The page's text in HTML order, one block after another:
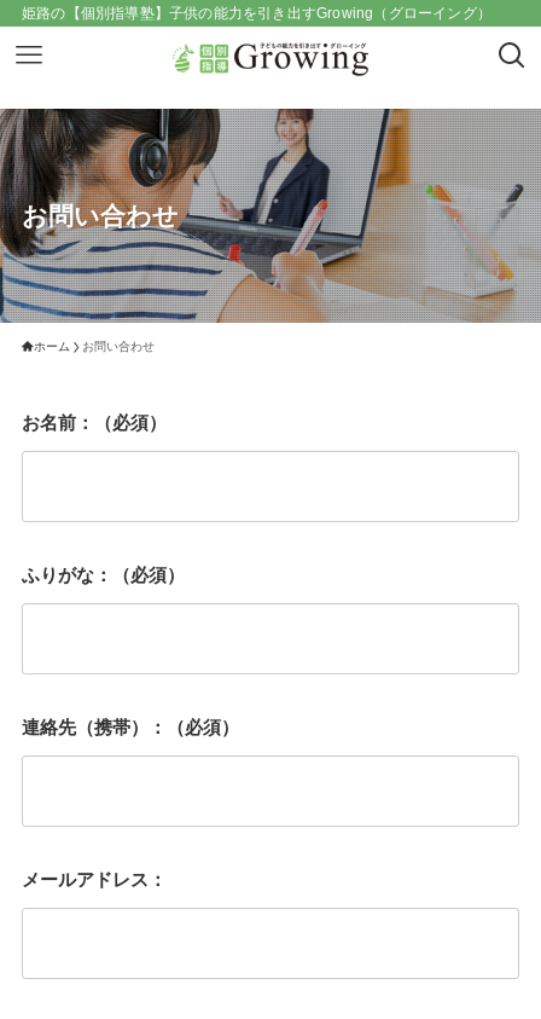
姫路の【個別指導塾】子供の能力を引き出すGrowing（グローイング）
お問い合わせ
ホーム お問い合わせ
お名前：（必須）
ふりがな：（必須）
連絡先（携帯）：（必須）
メールアドレス：